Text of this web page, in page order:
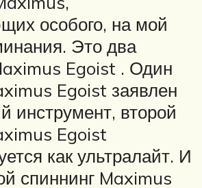
особого, на мой
Это два
Egoist . Один
Egoist заявлен
инструмент, второй
Egoist
как ультралайт. И
спиннинг Maximus